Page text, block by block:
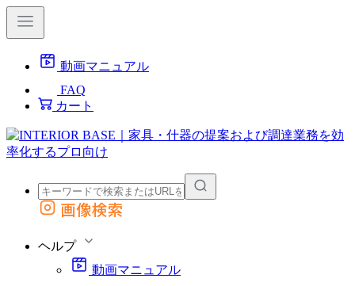
動画マニュアル
FAQ
カート
外部サイトの商品をカートに追加
画像検索
ヘルプ
動画マニュアル